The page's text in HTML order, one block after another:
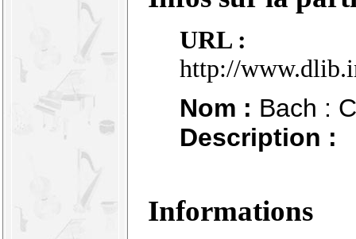
URL :
http://
Nom : Bach :
Description :
Informations